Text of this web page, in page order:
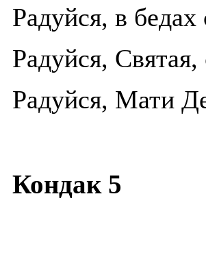
Радуйся, в
Радуйся,
Радуйся, Мати
Кондак 5